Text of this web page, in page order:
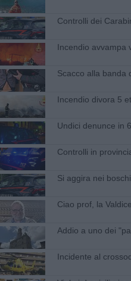
Controlli dei
Incendio avvampa
Scacco alla banda
Incendio divora 5
Undici denunce in
Controlli in
Si aggira nei
Ciao prof, la
Addio a uno dei
Incidente al